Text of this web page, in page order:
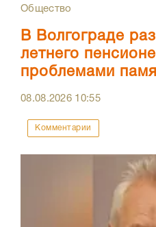
Общество
В Волгограде
летнего
проблемами
08.08.2026 10:55
Комментарии